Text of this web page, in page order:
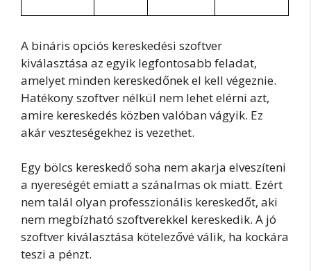
A bináris opciós kereskedési szoftver
kiválasztása az egyik legfontosabb feladat,
amelyet minden kereskedőnek el kell végeznie.
Hatékony szoftver nélkül nem lehet elérni azt,
amire kereskedés közben valóban vágyik. Ez
akár veszteségekhez is vezethet.
Egy bölcs kereskedő soha nem akarja elveszíteni
a nyereségét emiatt a szánalmas ok miatt. Ezért
nem talál olyan professzionális kereskedőt, aki
nem megbízható szoftverekkel kereskedik. A jó
szoftver kiválasztása kötelezővé válik, ha kockára
teszi a pénzt.